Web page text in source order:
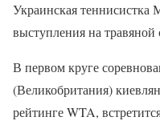
Украинская теннисистка
выступления на травяной
В первом круге
(Великобритания)
рейтинге WTA,